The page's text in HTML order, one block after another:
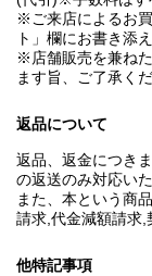
※ご来店によるお
ト」欄にお書き添
※店舗販売を兼ね
ます旨、ご了承く
返品について
返品、返金につき
の返送のみ対応いた
また、本という商
請求,代金減額請求,
他特記事項